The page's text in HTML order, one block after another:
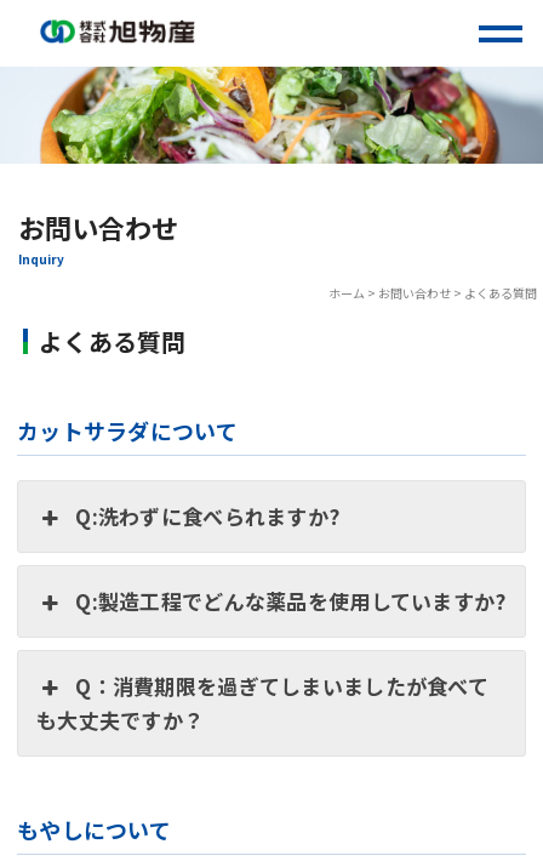
Skip
content
お問い合わせ
Inquiry
ホーム > お問い合わせ > よくある質問
よくある質問
カットサラダについて
Q:洗わずに食べられますか?
Q:製造工程でどんな薬品を使用していますか?
Q：消費期限を過ぎてしまいましたが食べて
も大丈夫ですか？
もやしについて